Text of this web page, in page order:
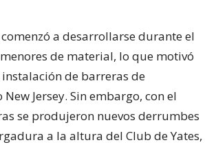
a desarrollarse durante el
de material, lo que motivó
de barreras de
Jersey. Sin embargo, con el
se produjeron nuevos derrumbes
a la altura del Club de Yates,